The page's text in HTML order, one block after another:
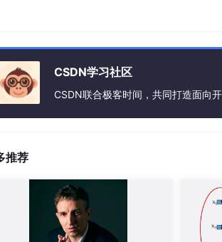
禁用Cookie
HttpSession
Session 对象的创建
ServletContext、HttpSession、
Listener监听器
CSDN学习社区
CSDN联合极客时间，共同打造面向
推荐